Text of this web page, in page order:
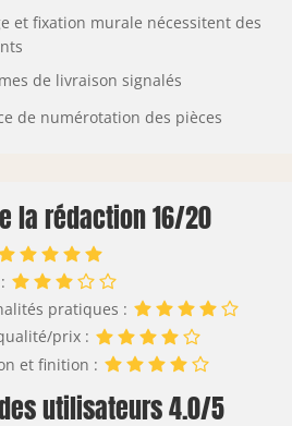
et fixation murale nécessitent des
de livraison signalés
de numérotation des pièces
la rédaction 16/20
pratiques :
prix :
et finition :
utilisateurs 4.0/5